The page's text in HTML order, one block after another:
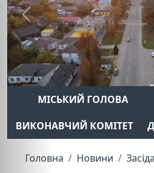
Previous
МІСЬКИЙ ГОЛОВА
ВИКОНАВЧИЙ КОМІТЕТ
Головна Новини